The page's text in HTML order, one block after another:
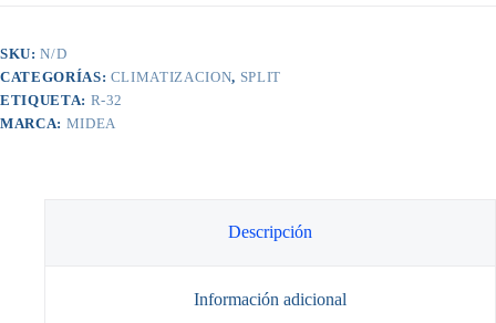
CALOR
cantidad
SKU:N/D
CATEGORÍAS: CLIMATIZACION, SPLIT
ETIQUETA: R-32
MARCA: MIDEA
Descripción
Información adicional